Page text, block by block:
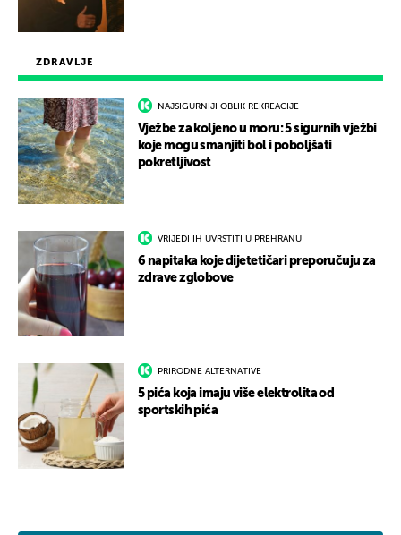
ZDRAVLJE
NAJSIGURNIJI OBLIK REKREACIJE
Vježbe za koljeno u moru: 5 sigurnih vježbi
koje mogu smanjiti bol i poboljšati
pokretljivost
VRIJEDI IH UVRSTITI U PREHRANU
6 napitaka koje dijetetičari preporučuju za
zdrave zglobove
PRIRODNE ALTERNATIVE
5 pića koja imaju više elektrolita od
sportskih pića